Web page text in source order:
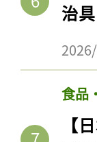
治
食品
【